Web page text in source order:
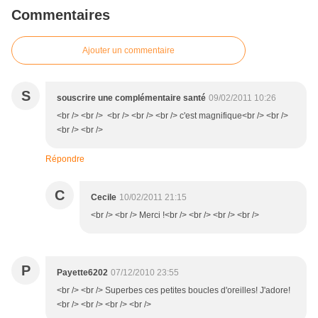
Commentaires
Ajouter un commentaire
S souscrire une complémentaire santé 09/02/2011 10:26
<br /> <br /> <br /> <br /> <br /> c'est magnifique<br /> <br />
<br /> <br />
Répondre
C Cecile 10/02/2011 21:15
<br /> <br /> Merci !<br /> <br /> <br /> <br />
P Payette6202 07/12/2010 23:55
<br /> <br /> Superbes ces petites boucles d'oreilles! J'adore!
<br /> <br /> <br /> <br />